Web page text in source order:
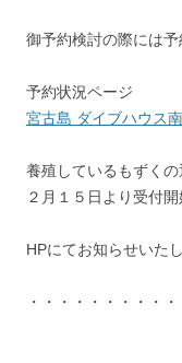
御予約検討の際には
予約状況ページ
宮古島 ダイブハウス
養殖しているもずくの
２月１５日より受付開
HPにてお知らせいたし
・・・・・・・・・